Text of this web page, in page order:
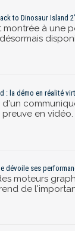
to Dinosaur Island
montrée à une
: la démo en réalité
d'un
en vidéo.
dévoile ses
moteurs
de